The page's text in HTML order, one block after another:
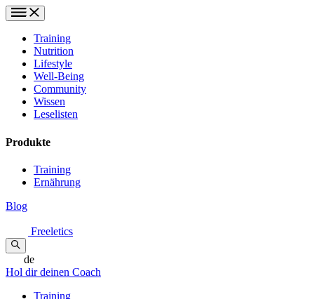
Training
Nutrition
Lifestyle
Well-Being
Community
Wissen
Leselisten
Produkte
Training
Ernährung
Blog
Freeletics
de
Hol dir deinen Coach
Training